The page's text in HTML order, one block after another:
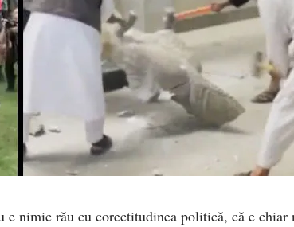
e nimic rău cu corectitudinea politică, că e chiar